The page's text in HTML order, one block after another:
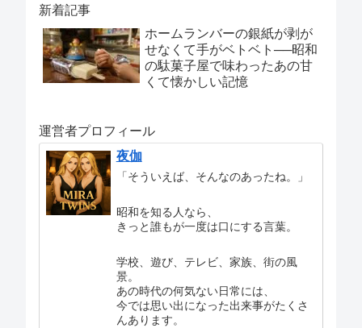
新着記事
ホームランバーの銀紙が剥が
せなくて手がベトベト──昭和
の駄菓子屋で味わったあの甘
くて懐かしい記憶
運営者プロフィール
夜伽
「そういえば、そんなのあったね。」
昭和を知る人なら、
きっと誰もが一度は口にする言葉。
学校、遊び、テレビ、家族、街の風
景。
あの時代の何気ない日常には、
今では思い出になった出来事がたくさ
んあります。